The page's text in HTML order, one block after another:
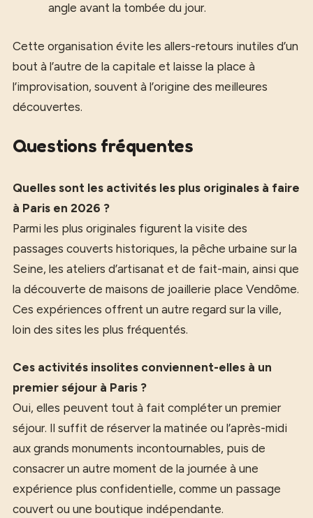
angle avant la tombée du jour.
Cette organisation évite les allers-retours inutiles d’un
bout à l’autre de la capitale et laisse la place à
l’improvisation, souvent à l’origine des meilleures
découvertes.
Questions fréquentes
Quelles sont les activités les plus originales à faire
à Paris en 2026 ?
Parmi les plus originales figurent la visite des
passages couverts historiques, la pêche urbaine sur la
Seine, les ateliers d’artisanat et de fait-main, ainsi que
la découverte de maisons de joaillerie place Vendôme.
Ces expériences offrent un autre regard sur la ville,
loin des sites les plus fréquentés.
Ces activités insolites conviennent-elles à un
premier séjour à Paris ?
Oui, elles peuvent tout à fait compléter un premier
séjour. Il suffit de réserver la matinée ou l’après-midi
aux grands monuments incontournables, puis de
consacrer un autre moment de la journée à une
expérience plus confidentielle, comme un passage
couvert ou une boutique indépendante.